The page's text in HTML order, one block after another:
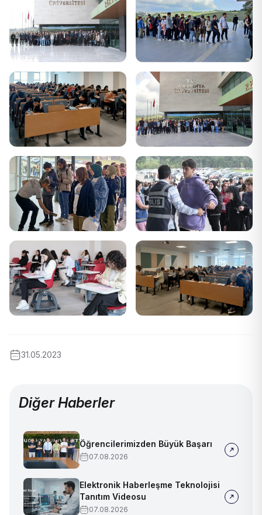
31.05.2023
Diğer Haberler
Öğrencilerimizden Büyük Başarı
07.08.2026
Elektronik Haberleşme Teknolojisi
Tanıtım Videosu
07.08.2026